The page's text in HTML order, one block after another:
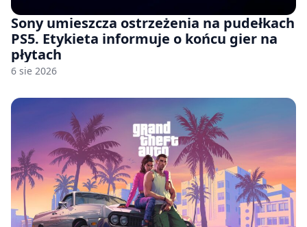
Sony umieszcza ostrzeżenia na pudełkach
PS5. Etykieta informuje o końcu gier na
płytach
6 sie 2026